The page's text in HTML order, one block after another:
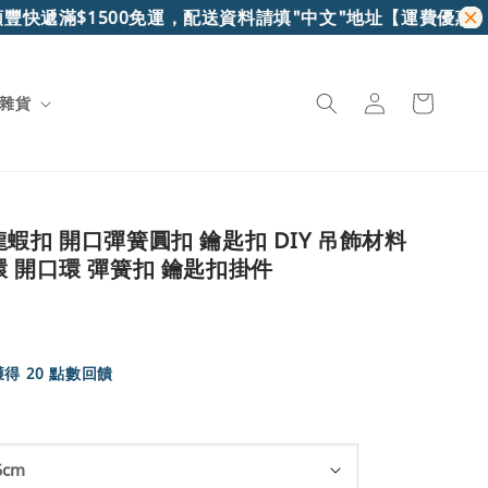
快遞滿$1500免運，配送資料請填"中文"地址【運費優惠
貨
扣 開口彈簧圓扣 鑰匙扣 DIY 吊飾材料
開口環 彈簧扣 鑰匙扣掛件
20 點數回饋